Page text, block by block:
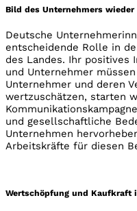
Bild des Unternehmers
Deutsche
entscheidende Rolle in
des Landes. Ihr positives
und Unternehmer
Unternehmer und deren
wertzuschätzen, starten
und gesellschaftliche
Unternehmen
Arbeitskräfte für diesen
Wertschöpfung und Kaufkraft